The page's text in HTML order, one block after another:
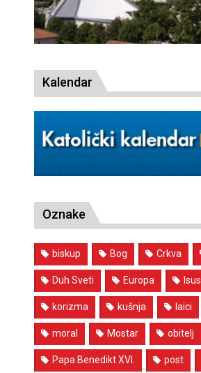
Kalendar
Oznake
biskup Bog Crkva
Duh Sveti Europa Isus
korizma kušnja laici
moral Mostar obitelj
Papa Benedikt XVI. post